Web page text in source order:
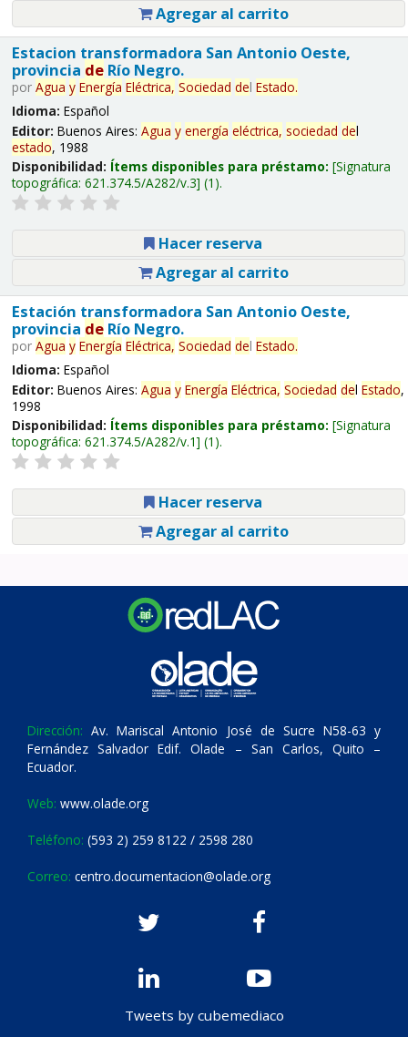
Agregar al carrito
Estacion transformadora San Antonio Oeste,
provincia deRío Negro.
por Agua y Energía Eléctrica, Sociedad del Estado.
Idioma: Español
Editor: Buenos Aires: Agua y energía eléctrica, sociedad del
estado, 1988
Disponibilidad: Ítems disponibles para préstamo: Signatura
topográfica: 621.374.5/A282/v.3 (1).
Hacer reserva
Agregar al carrito
Estación transformadora San Antonio Oeste,
provincia deRío Negro.
por Agua y Energía Eléctrica, Sociedad del Estado.
Idioma: Español
Editor: Buenos Aires: Agua y Energía Eléctrica, Sociedad del Estado,
1998
Disponibilidad: Ítems disponibles para préstamo: Signatura
topográfica: 621.374.5/A282/v.1 (1).
Hacer reserva
Agregar al carrito
Dirección: Av. Mariscal Antonio José de Sucre N58-63 y
Fernández Salvador Edif. Olade – San Carlos, Quito –
Ecuador.
Web: www.olade.org
Teléfono: (593 2) 259 8122 / 2598 280
Correo: centro.documentacion@olade.org
Tweets by cubemediaco